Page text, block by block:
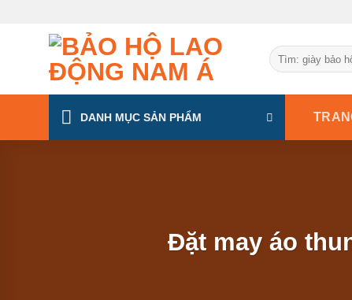
Tìm
kiếm:
DANH MỤC SẢN PHẨM
Đặt may áo